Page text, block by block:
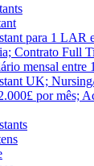
para 1 LAR
Contrato Full
mensal entre
UK;
por mês;